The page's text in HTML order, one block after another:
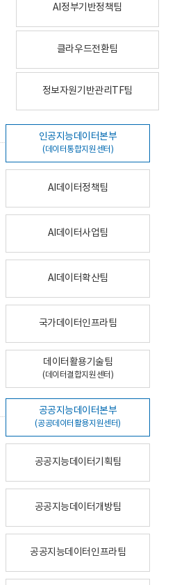
AI정부기반정책팀
클라우드전환팀
정보자원기반관리TF팀
인공지능데이터본부
(데이터통합지원센터)
AI데이터정책팀
AI데이터사업팀
AI데이터확산팀
국가데이터인프라팀
데이터활용기술팀
(데이터결합지원센터)
공공지능데이터본부
(공공데이터활용지원센터)
공공지능데이터기획팀
공공지능데이터개방팀
공공지능데이터인프라팀